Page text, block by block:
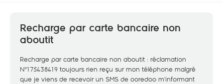
Recharge par carte bancaire non
aboutit
Recharge par carte bancaire non aboutit : réclamation
N°175438419 toujours rien reçu sur mon téléphone malgré
que je viens de recevoir un SMS de ooredoo m'informant